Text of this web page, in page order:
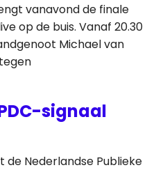
vanavond de finale
op de buis. Vanaf 20.30
Michael van
signaal
de Nederlandse Publieke